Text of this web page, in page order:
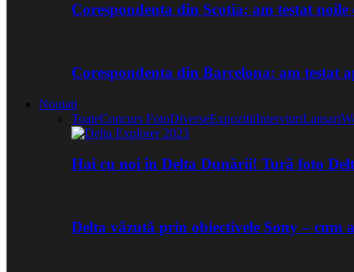
Corespondenta din Scotia: am testat
Corespondenta din Barcelona: am testat
Noutati
ToateConcurs FotoDiverseExpozitiiInterviuriLansari
Hai cu noi în Delta Dunării! Tură foto
Delta văzută prin obiectivele Sony –